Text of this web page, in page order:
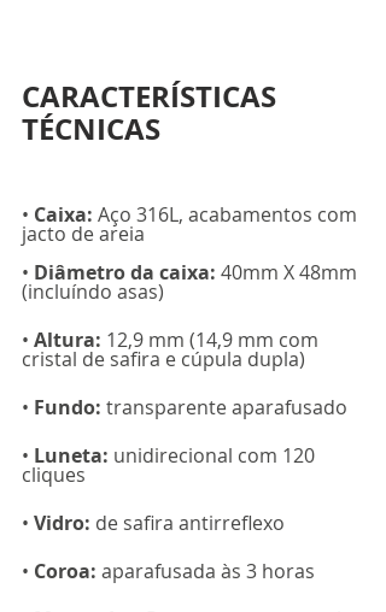
CARACTERÍSTICAS
TÉCNICAS
• Caixa: Aço 316L, acabamentos com
jacto de areia
• Diâmetro da caixa: 40mm X 48mm
(incluíndo asas)
• Altura: 12,9 mm (14,9 mm com
cristal de safira e cúpula dupla)
• Fundo: transparente aparafusado
• Luneta: unidirecional com 120
cliques
• Vidro: de safira antirreflexo
• Coroa: aparafusada às 3 horas